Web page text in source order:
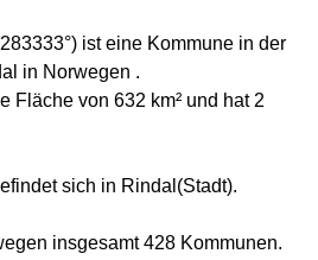
ist eine Kommune in der
in Norwegen .
Fläche von 632 km² und hat 2
sich in Rindal(Stadt).
insgesamt 428 Kommunen.